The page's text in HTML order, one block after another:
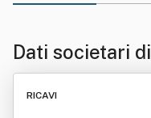
Dati societari di
RICAVI